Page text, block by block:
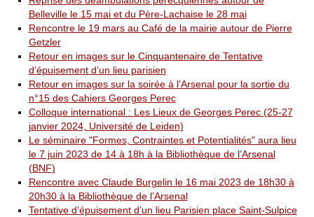
Belleville le 15 mai et du Père-Lachaise le 28 mai
Rencontre le 19 mars au Café de la mairie autour de Pierre
Getzler
Retour en images sur le Cinquantenaire de Tentative
d’épuisement d’un lieu parisien
Retour en images sur la soirée à l’Arsenal pour la sortie du
n°15 des Cahiers Georges Perec
Colloque international : Les Lieux de Georges Perec (25-27
janvier 2024, Université de Leiden)
Le séminaire "Formes, Contraintes et Potentialités" aura lieu
le 7 juin 2023 de 14 à 18h à la Bibliothèque de l’Arsenal
(BNF)
Rencontre avec Claude Burgelin le 16 mai 2023 de 18h30 à
20h30 à la Bibliothèque de l’Arsenal
Tentative d’épuisement d’un lieu Parisien place Saint-Sulpice